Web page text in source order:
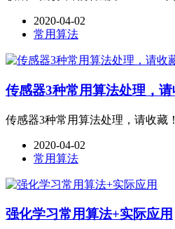
2020-04-02
常用算法
传感器3种常用算法处理，请
传感器3种常用算法处理，请收藏
2020-04-02
常用算法
强化学习常用算法+实际应用